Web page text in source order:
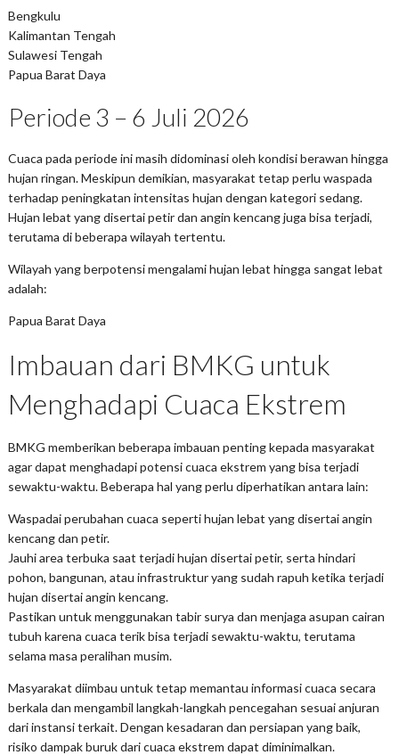
Bengkulu
Kalimantan Tengah
Sulawesi Tengah
Papua Barat Daya
Periode 3 – 6 Juli 2026
Cuaca pada periode ini masih didominasi oleh kondisi berawan hingga
hujan ringan. Meskipun demikian, masyarakat tetap perlu waspada
terhadap peningkatan intensitas hujan dengan kategori sedang.
Hujan lebat yang disertai petir dan angin kencang juga bisa terjadi,
terutama di beberapa wilayah tertentu.
Wilayah yang berpotensi mengalami hujan lebat hingga sangat lebat
adalah:
Papua Barat Daya
Imbauan dari BMKG untuk
Menghadapi Cuaca Ekstrem
BMKG memberikan beberapa imbauan penting kepada masyarakat
agar dapat menghadapi potensi cuaca ekstrem yang bisa terjadi
sewaktu-waktu. Beberapa hal yang perlu diperhatikan antara lain:
Waspadai perubahan cuaca seperti hujan lebat yang disertai angin
kencang dan petir.
Jauhi area terbuka saat terjadi hujan disertai petir, serta hindari
pohon, bangunan, atau infrastruktur yang sudah rapuh ketika terjadi
hujan disertai angin kencang.
Pastikan untuk menggunakan tabir surya dan menjaga asupan cairan
tubuh karena cuaca terik bisa terjadi sewaktu-waktu, terutama
selama masa peralihan musim.
Masyarakat diimbau untuk tetap memantau informasi cuaca secara
berkala dan mengambil langkah-langkah pencegahan sesuai anjuran
dari instansi terkait. Dengan kesadaran dan persiapan yang baik,
risiko dampak buruk dari cuaca ekstrem dapat diminimalkan.